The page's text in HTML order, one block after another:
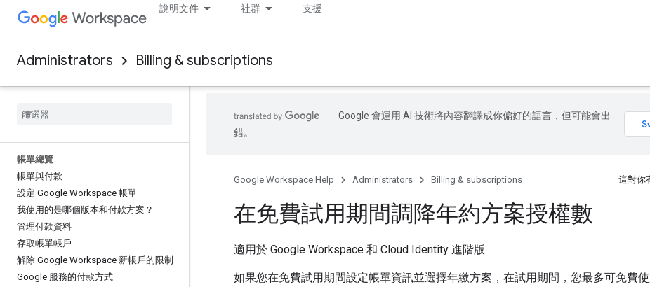
說明文件 社群 支援
Administrators Billing & subscriptions
帳單總覽
帳單與付款
設定 Google Workspace 帳單
我使用的是哪個版本和付款方案？
管理付款資料
存取帳單帳戶
解除 Google Workspace 新帳戶的限制
Google 服務的付款方式
Google 會運用 AI 技術將內容翻譯成你偏好的語言，但可能會出
錯。
Google Workspace Help Administrators Billing & subscriptions 這對你
在免費試用期間調降年約方案授權數
適用於 Google Workspace 和 Cloud Identity 進階版
如果您在免費試用期間設定帳單資訊並選擇年繳方案，在試用期間，您最多可免費